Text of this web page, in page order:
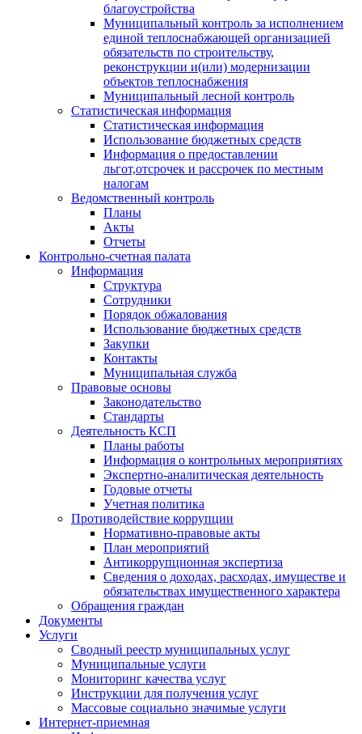
благоустройства
Муниципальный контроль за исполнением
единой теплоснабжающей организацией
обязательств по строительству,
реконструкции и(или) модернизации
объектов теплоснабжения
Муниципальный лесной контроль
Статистическая информация
Статистическая информация
Использование бюджетных средств
Информация о предоставлении
льгот,отсрочек и рассрочек по местным
налогам
Ведомственный контроль
Планы
Акты
Отчеты
Контрольно-счетная палата
Информация
Структура
Сотрудники
Порядок обжалования
Использование бюджетных средств
Закупки
Контакты
Муниципальная служба
Правовые основы
Законодательство
Стандарты
Деятельность КСП
Планы работы
Информация о контрольных мероприятиях
Экспертно-аналитическая деятельность
Годовые отчеты
Учетная политика
Противодействие коррупции
Нормативно-правовые акты
План мероприятий
Антикоррупционная экспертиза
Сведения о доходах, расходах, имуществе и
обязательствах имущественного характера
Обращения граждан
Документы
Услуги
Сводный реестр муниципальных услуг
Муниципальные услуги
Мониторинг качества услуг
Инструкции для получения услуг
Массовые социально значимые услуги
Интернет-приемная